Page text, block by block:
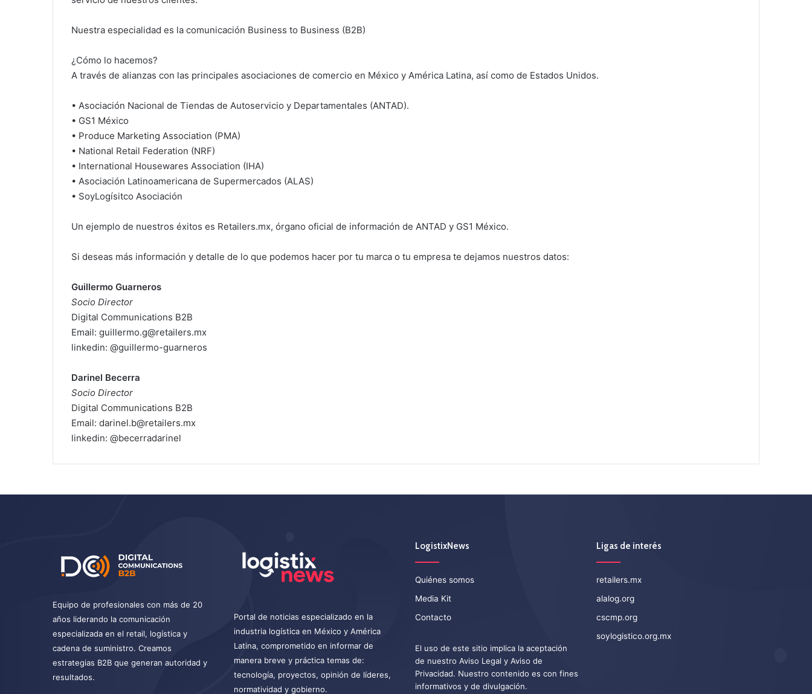
Nuestra especialidad es la comunicación Business to Business (B2B)
¿Cómo lo hacemos?
A través de alianzas con las principales asociaciones de comercio en México y América Latina, así como de Estados Unidos.
• Asociación Nacional de Tiendas de Autoservicio y Departamentales (ANTAD).
• GS1 México
• Produce Marketing Association (PMA)
• National Retail Federation (NRF)
• International Housewares Association (IHA)
• Asociación Latinoamericana de Supermercados (ALAS)
• SoyLogísitco Asociación
Un ejemplo de nuestros éxitos es Retailers.mx, órgano oficial de información de ANTAD y GS1 México.
Si deseas más información y detalle de lo que podemos hacer por tu marca o tu empresa te dejamos nuestros datos:
Guillermo Guarneros
Socio Director
Digital Communications B2B
Email: guillermo.g@retailers.mx
linkedin: @guillermo-guarneros
Darinel Becerra
Socio Director
Digital Communications B2B
Email: darinel.b@retailers.mx
linkedin: @becerradarinel
Equipo de profesionales con más de 20
años liderando la comunicación
especializada en el retail, logística y
cadena de suministro. Creamos
estrategias B2B que generan autoridad y
resultados.
Portal de noticias especializado en la
industria logística en México y América
Latina, comprometido en informar de
manera breve y práctica temas de:
tecnología, proyectos, opinión de líderes,
normatividad y gobierno.
LogistixNews
Quiénes somos
Media Kit
Contacto
El uso de este sitio implica la aceptación
de nuestro Aviso Legal y Aviso de
Privacidad. Nuestro contenido es con fines
informativos y de divulgación.
Ligas de interés
retailers.mx
alalog.org
cscmp.org
soylogistico.org.mx